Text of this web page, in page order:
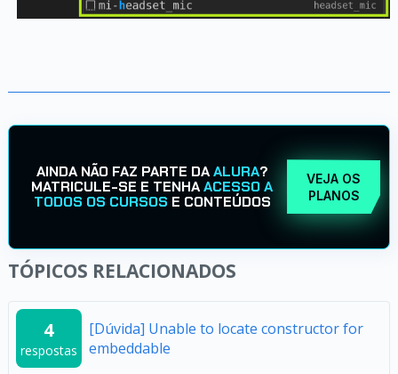
AINDA NÃO FAZ PARTE DAALURA?
MATRICULE-SE E TENHAACESSO A
TODOS OS CURSOS E CONTEÚDOS
VEJA OS
PLANOS
TÓPICOS RELACIONADOS
4
respostas
[Dúvida] Unable to locate constructor for
embeddable